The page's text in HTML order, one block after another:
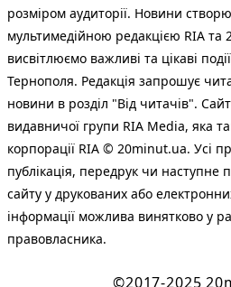
розміром аудиторії. Новини
мультимедійною редакцією RIA
висвітлюємо важливі та цікаві
Тернополя. Редакція запрошує
новини в розділ "Від читачів".
видавничої групи RIA Media, яка
корпорації RIA © 20minut.ua. Усі
публiкацiя, передрук чи наступне
сайту у друкованих або
інформації можлива винятково у
правовласника.
©2017-2025